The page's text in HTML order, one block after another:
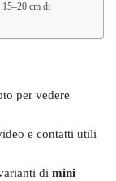
15–20 cm di
per vedere
e contatti utili
di mini